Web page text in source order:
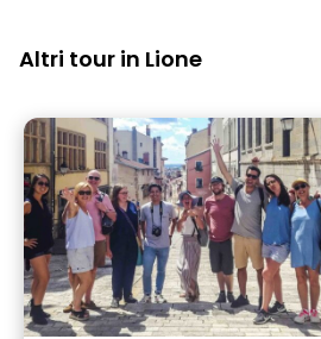
Altri tour in Lione